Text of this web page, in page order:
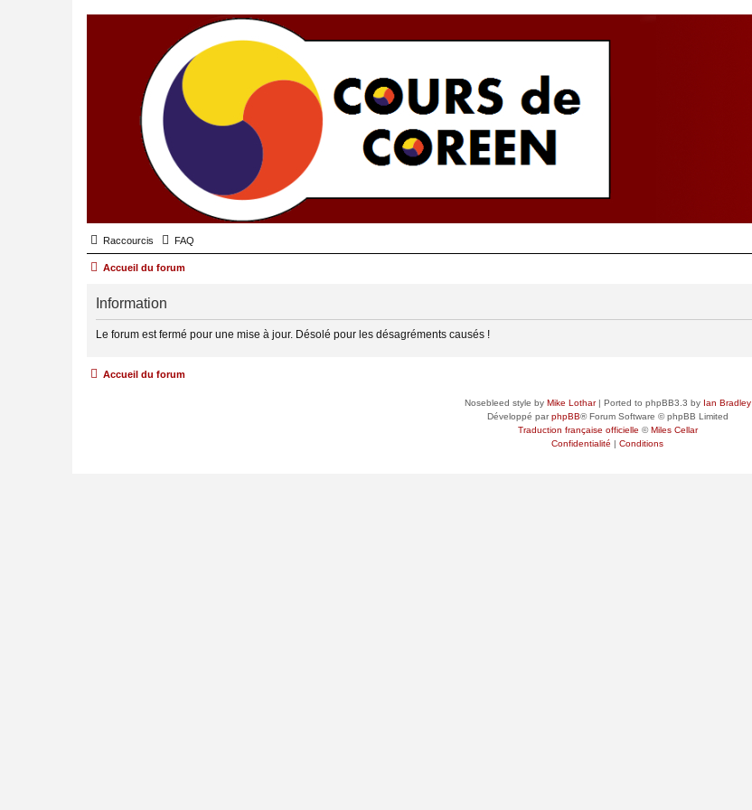
Raccourcis FAQ
Accueil du forum
Information
Le forum est fermé pour une mise à jour. Désolé pour les désagréments causés !
Accueil du forum
Nosebleed style by Mike Lothar| Ported to phpBB3.3 by Ian Bradley
Développé parphpBB® Forum Software © phpBB Limited
Traduction française officielle ©Miles Cellar
Confidentialité | Conditions